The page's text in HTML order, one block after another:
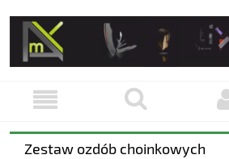
Zestaw ozdób choinkowych